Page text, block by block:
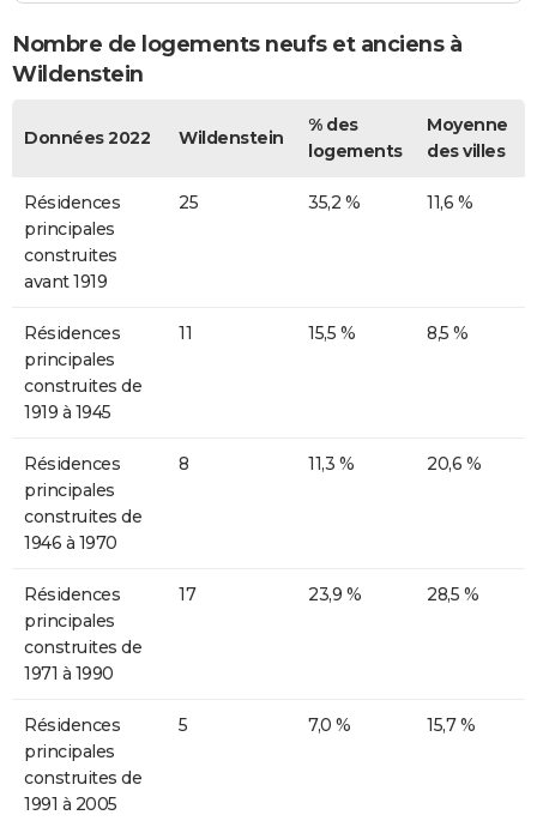
Nombre de logements neufs et anciens à
Wildenstein
Données 2022 Wildenstein
% des
logements
Moyenne
des villes
Résidences
principales
construites
avant 1919
25 35,2 % 11,6 %
Résidences
principales
construites de
1919 à 1945
11 15,5 % 8,5 %
Résidences
principales
construites de
1946 à 1970
8 11,3 % 20,6 %
Résidences
principales
construites de
1971 à 1990
17 23,9 % 28,5 %
Résidences
principales
construites de
1991 à 2005
5 7,0 % 15,7 %